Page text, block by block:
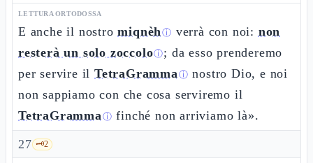
LETTURA ORTODOSSA
E anche il nostromiqnèhⓘ verrà con noi: non
resterà un solo zoccoloⓘ; da esso prenderemo
per servire ilTetraGrammaⓘ nostro Dio, e noi
non sappiamo con che cosa serviremo il
TetraGrammaⓘ finché non arriviamo là».
27 🗝️2